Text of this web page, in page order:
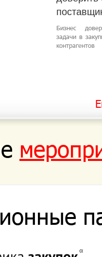
Бизнес
задачи в
контрагентов